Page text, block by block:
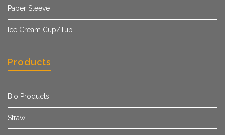
Paper Sleeve
Ice Cream Cup/Tub
Products
Bio Products
Straw